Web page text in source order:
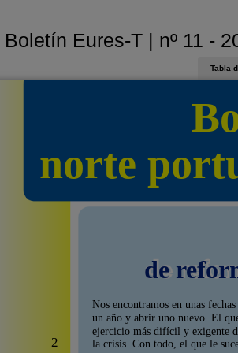
Eures-T | nº 11 -
Tabla
2
de
Nos encontramos en unas
un año y abrir uno nuevo. El
ejercicio más difícil y exigente
la crisis. Con todo, el que le
norte